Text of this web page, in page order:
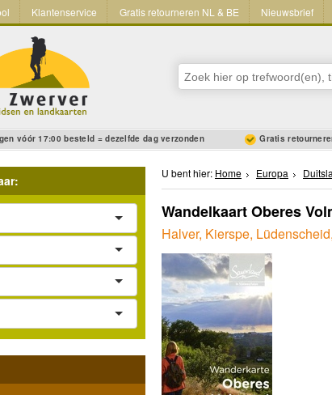
Klantenservice Gratis retourneren NL & BE Nieuwsbrief
vóór 17:00 besteld = dezelfde dag verzonden Gratis
U bent hier: Home Europa
Wandelkaart Oberes
Halver, Kierspe,